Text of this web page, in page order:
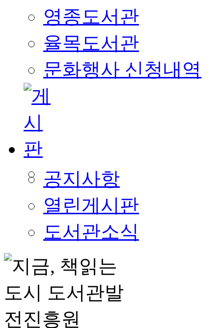
영종도서관
율목도서관
문화행사 신청내역
공지사항
열린게시판
도서관소식